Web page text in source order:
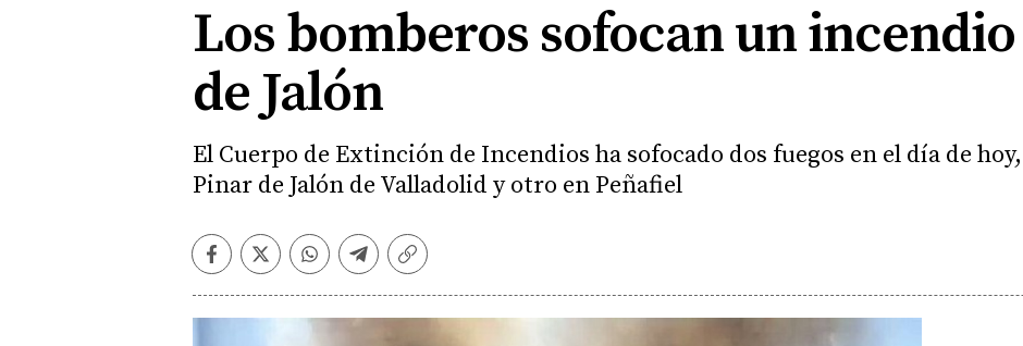
Los bomberos sofocan un
de Jalón
El Cuerpo de Extinción de Incendios ha sofocado dos fuegos en el día de
Pinar de Jalón de Valladolid y otro en Peñafiel
Facebook
TwitterWhatsapp
Telegram
Copiar